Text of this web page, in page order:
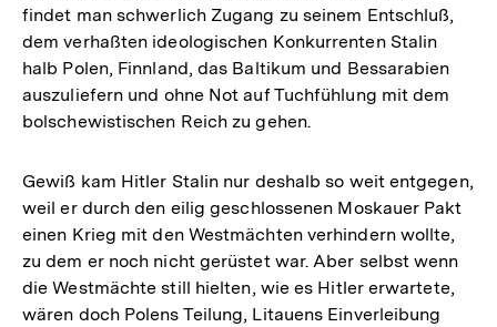
findet man schwerlich Zugang zu seinem Entschluß,
dem verhaßten ideologischen Konkurrenten Stalin
halb Polen, Finnland, das Baltikum und Bessarabien
auszuliefern und ohne Not auf Tuchfühlung mit dem
bolschewistischen Reich zu gehen.
Gewiß kam Hitler Stalin nur deshalb so weit entgegen,
weil er durch den eilig geschlossenen Moskauer Pakt
einen Krieg mit den Westmächten verhindern wollte,
zu dem er noch nicht gerüstet war. Aber selbst wenn
die Westmächte still hielten, wie es Hitler erwartete,
wären doch Polens Teilung, Litauens Einverleibung